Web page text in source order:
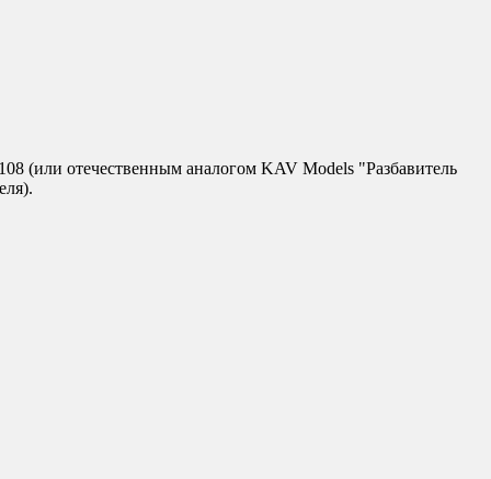
(или отечественным аналогом KAV Models "Разбавитель